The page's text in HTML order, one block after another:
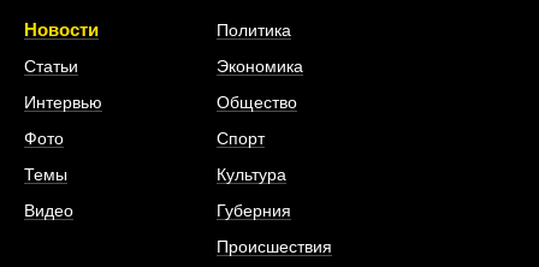
Новости
Статьи
Интервью
Фото
Темы
Видео
Политика
Экономика
Общество
Спорт
Культура
Губерния
Происшествия